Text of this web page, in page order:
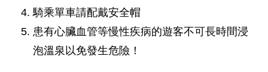
騎乘單車請配戴安全帽
患有心臟血管等慢性疾病的遊客不可長時間浸
泡溫泉以免發生危險！